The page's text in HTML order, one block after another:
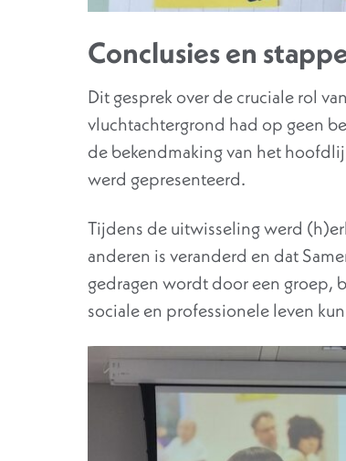
Conclusies en
Dit gesprek over de cruciale rol
vluchtachtergrond had op geen
de bekendmaking van het
werd gepresenteerd.
Tijdens de uitwisseling werd
anderen is veranderd en dat
gedragen wordt door een groep,
sociale en professionele leven